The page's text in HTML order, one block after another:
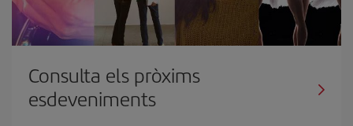
Consulta els pròxims
esdeveniments